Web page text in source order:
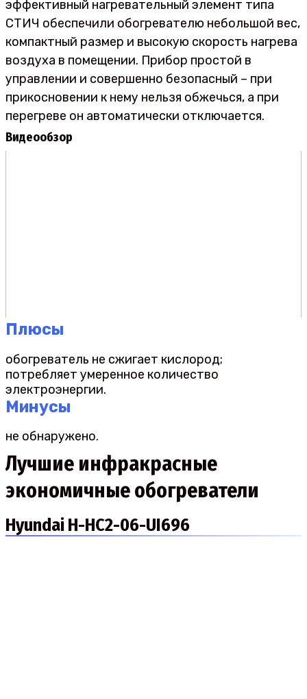
эффективный нагревательный элемент типа
СТИЧ обеспечили обогревателю небольшой вес,
компактный размер и высокую скорость нагрева
воздуха в помещении. Прибор простой в
управлении и совершенно безопасный – при
прикосновении к нему нельзя обжечься, а при
перегреве он автоматически отключается.
Видеообзор
Плюсы
обогреватель не сжигает кислород;
потребляет умеренное количество
электроэнергии.
Минусы
не обнаружено.
Лучшие инфракрасные
экономичные обогреватели
Hyundai H-HC2-06-UI696